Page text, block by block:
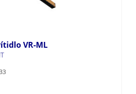
VR-ML